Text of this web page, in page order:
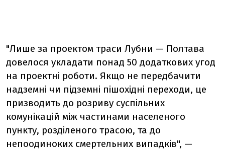
"Лише за проектом траси Лубни — Полтава
довелося укладати понад 50 додаткових угод
на проектні роботи. Якщо не передбачити
надземні чи підземні пішохідні переходи, це
призводить до розриву суспільних
комунікацій між частинами населеного
пункту, розділеного трасою, та до
непоодиноких смертельних випадків", —